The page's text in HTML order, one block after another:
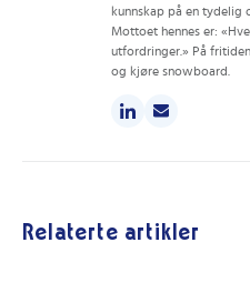
kunnskap på en tydelig
Mottoet hennes er:
utfordringer.» På
og kjøre snowboard.
Relaterte artikler